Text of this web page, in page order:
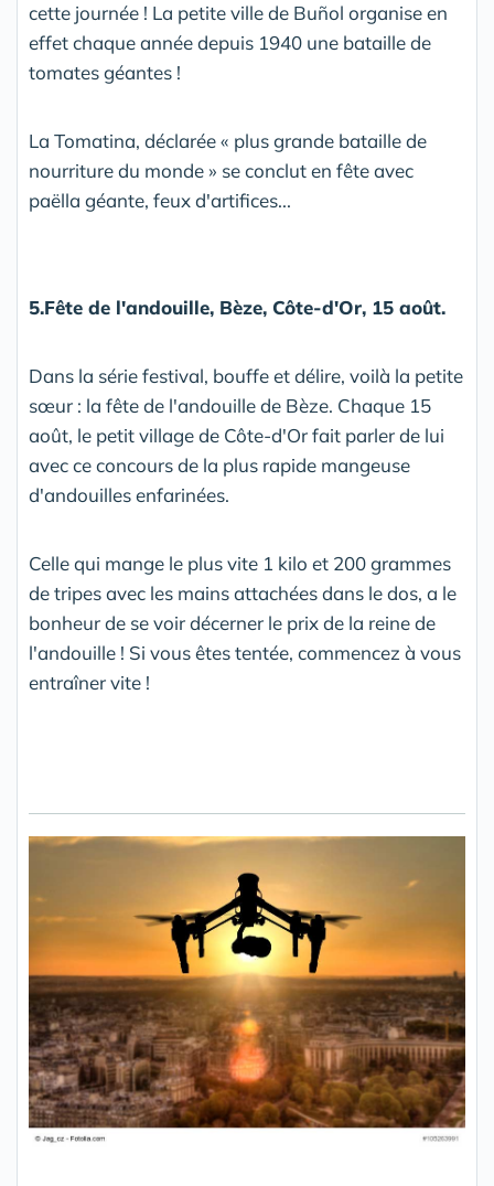
cette journée ! La petite ville de Buñol organise en
effet chaque année depuis 1940 une bataille de
tomates géantes !
La Tomatina, déclarée « plus grande bataille de
nourriture du monde » se conclut en fête avec
paëlla géante, feux d'artifices...
5.Fête de l'andouille, Bèze, Côte-d'Or, 15 août.
Dans la série festival, bouffe et délire, voilà la petite
sœur : la fête de l'andouille de Bèze. Chaque 15
août, le petit village de Côte-d'Or fait parler de lui
avec ce concours de la plus rapide mangeuse
d'andouilles enfarinées.
Celle qui mange le plus vite 1 kilo et 200 grammes
de tripes avec les mains attachées dans le dos, a le
bonheur de se voir décerner le prix de la reine de
l'andouille ! Si vous êtes tentée, commencez à vous
entraîner vite !